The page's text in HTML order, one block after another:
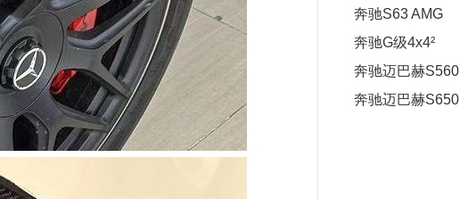
奔驰S63 AMG
奔驰G级4x4²
奔驰迈巴赫S560
奔驰迈巴赫S650